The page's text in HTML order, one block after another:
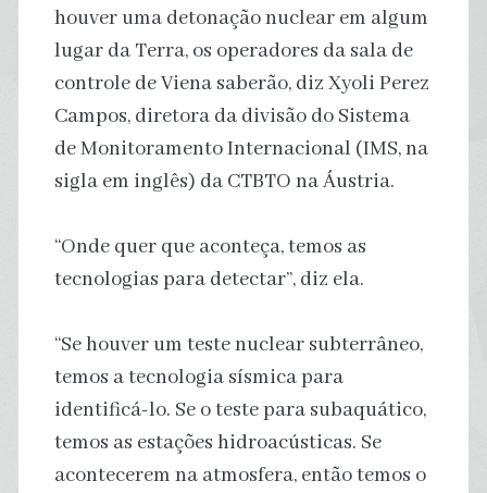
houver uma detonação nuclear em algum
lugar da Terra, os operadores da sala de
controle de Viena saberão, diz Xyoli Perez
Campos, diretora da divisão do Sistema
de Monitoramento Internacional (IMS, na
sigla em inglês) da CTBTO na Áustria.
“Onde quer que aconteça, temos as
tecnologias para detectar”, diz ela.
“Se houver um teste nuclear subterrâneo,
temos a tecnologia sísmica para
identificá-lo. Se o teste para subaquático,
temos as estações hidroacústicas. Se
acontecerem na atmosfera, então temos o